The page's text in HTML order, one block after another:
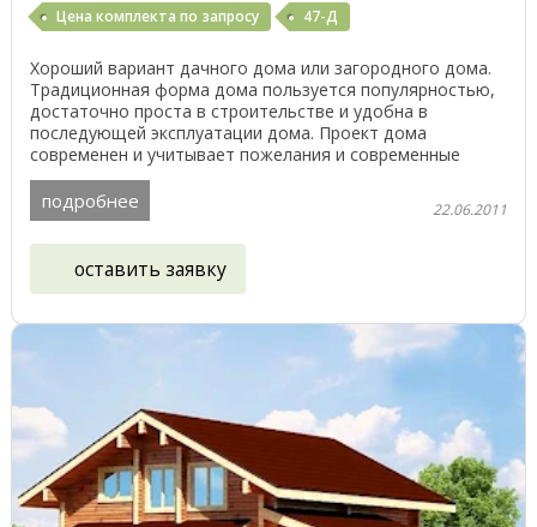
Цена комплекта по запросу 47-Д
Хороший вариант дачного дома или загородного дома.
Традиционная форма дома пользуется популярностью,
достаточно проста в строительстве и удобна в
последующей эксплуатации дома. Проект дома
современен и учитывает пожелания и современные
подходы к ...
подробнее 22.06.2011
оставить заявку